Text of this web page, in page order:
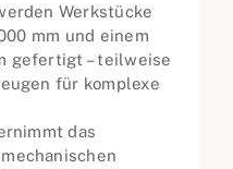
Werkstücke
mm und einem
gefertigt – teilweise
für komplexe
das